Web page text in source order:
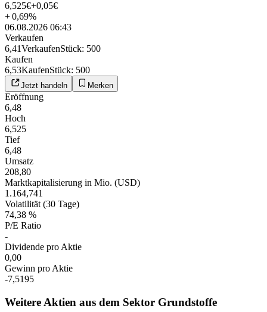
6,525€+0,05€
+0,69%
06.08.2026 06:43
Verkaufen
6,41VerkaufenStück: 500
Kaufen
6,53KaufenStück: 500
Jetzt handeln Merken
Eröffnung
6,48
Hoch
6,525
Tief
6,48
Umsatz
208,80
Marktkapitalisierung in Mio. (USD)
1.164,741
Volatilität (30 Tage)
74,38 %
P/E Ratio
-
Dividende pro Aktie
0,00
Gewinn pro Aktie
-7,5195
Weitere Aktien aus dem Sektor Grundstoffe